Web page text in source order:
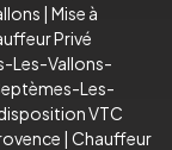
| Mise à
Privé
Les-Vallons-
Les-
VTC
| Chauffeur